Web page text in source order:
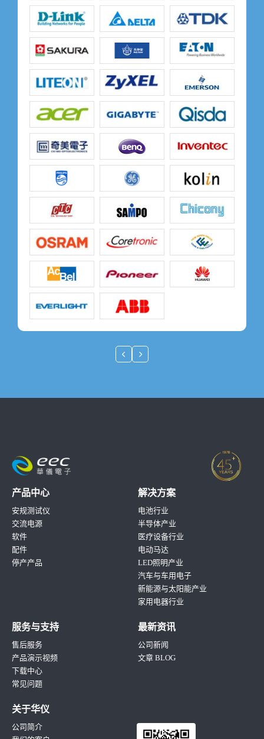
产品中心
安规测试仪
交流电源
软件
配件
停产产品
解决方案
电池行业
半导体产业
医疗设备行业
电动马达
LED照明产业
汽车与车用电子
新能源与太阳能产业
家用电器行业
服务与支持
售后服务
产品演示视频
下载中心
常见问题
最新资讯
公司新闻
文章 BLOG
关于华仪
公司简介